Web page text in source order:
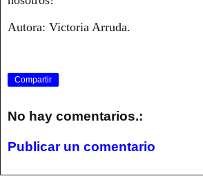
Autora: Victoria Arruda.
Compartir
No hay comentarios.:
Publicar un comentario